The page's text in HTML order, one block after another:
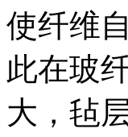
使纤维
此在玻
大，毡